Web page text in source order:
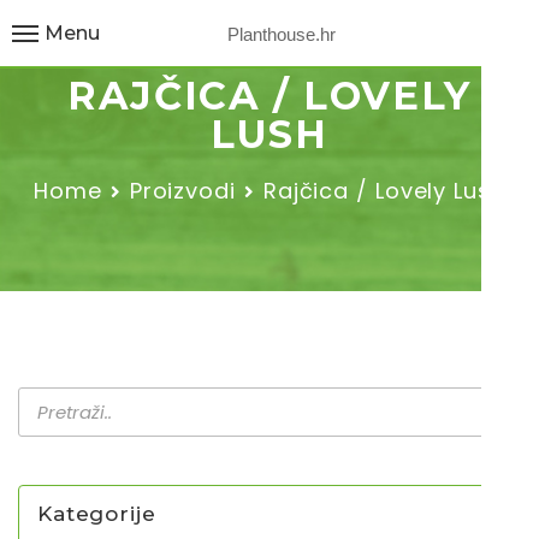
Planthouse.hr
Menu
RAJČICA / LOVELY
LUSH
Home Proizvodi Rajčica / Lovely Lush
Kategorije